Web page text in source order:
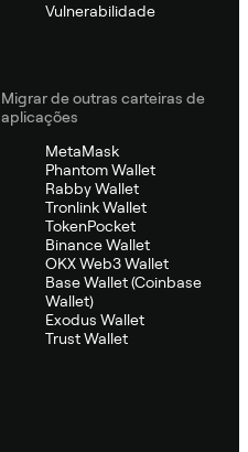
Vulnerabilidade
Migrar de outras carteiras de
aplicações
MetaMask
Phantom Wallet
Rabby Wallet
Tronlink Wallet
TokenPocket
Binance Wallet
OKX Web3 Wallet
Base Wallet (Coinbase
Wallet)
Exodus Wallet
Trust Wallet